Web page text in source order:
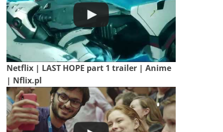
Netflix | LAST HOPE part 1 trailer | Anime
| Nflix.pl